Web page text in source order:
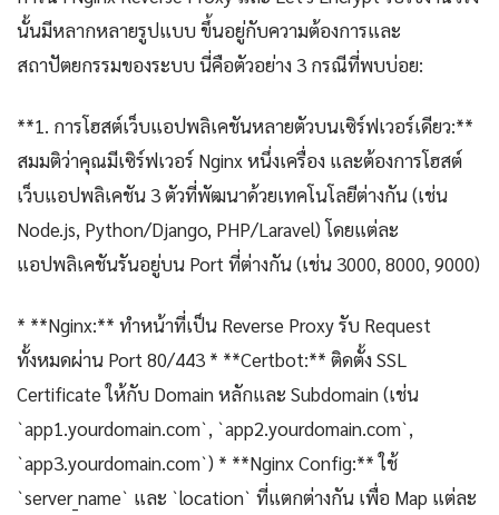
นั้นมีหลากหลายรูปแบบ ขึ้นอยู่กับความต้องการและ
สถาปัตยกรรมของระบบ นี่คือตัวอย่าง 3 กรณีที่พบบ่อย:
**1. การโฮสต์เว็บแอปพลิเคชันหลายตัวบนเซิร์ฟเวอร์เดียว:**
สมมติว่าคุณมีเซิร์ฟเวอร์ Nginx หนึ่งเครื่อง และต้องการโฮสต์
เว็บแอปพลิเคชัน 3 ตัวที่พัฒนาด้วยเทคโนโลยีต่างกัน (เช่น
Node.js, Python/Django, PHP/Laravel) โดยแต่ละ
แอปพลิเคชันรันอยู่บน Port ที่ต่างกัน (เช่น 3000, 8000, 9000)
* **Nginx:** ทำหน้าที่เป็น Reverse Proxy รับ Request
ทั้งหมดผ่าน Port 80/443 * **Certbot:** ติดตั้ง SSL
Certificate ให้กับ Domain หลักและ Subdomain (เช่น
`app1.yourdomain.com`, `app2.yourdomain.com`,
`app3.yourdomain.com`) * **Nginx Config:** ใช้
`server_name` และ `location` ที่แตกต่างกัน เพื่อ Map แต่ละ